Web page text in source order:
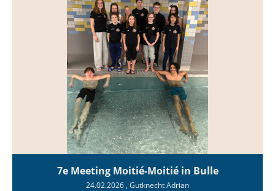
7e Meeting Moitié-Moitié in Bulle
24.02.2026 , Gutknecht Adrian